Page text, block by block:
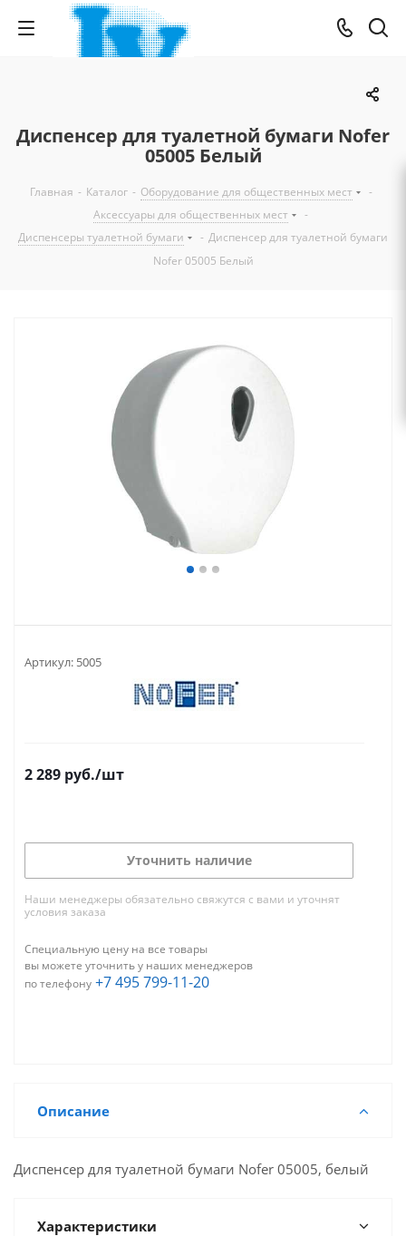
Диспенсер для туалетной бумаги Nofer
05005 Белый
Главная - Каталог - Оборудование для общественных мест
-
Аксессуары для общественных мест
-
Диспенсеры туалетной бумаги
- Диспенсер для туалетной бумаги
Nofer 05005 Белый
Артикул: 5005
2 289 руб./шт
Уточнить наличие
Наши менеджеры обязательно свяжутся с вами и уточнят
условия заказа
Специальную цену на все товары
вы можете уточнить у наших менеджеров
по телефону +7 495 799-11-20
Описание
Диспенсер для туалетной бумаги Nofer 05005, белый
Характеристики